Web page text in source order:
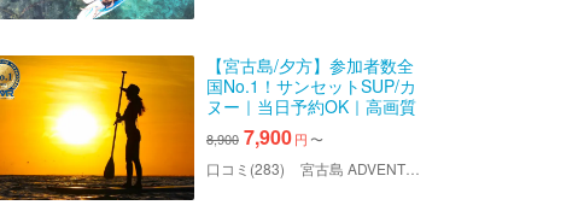
【宮古島/夕方】参加者数全
国No.1！サンセットSUP/カ
ヌー｜当日予約OK｜高画質
写真・機材込み＜予約特典
あり＞
8,900 7,900円 〜
口コミ(283) 宮古島 ADVENTURE PiPi（ミヤコジマ アドベンチャー ピピ）